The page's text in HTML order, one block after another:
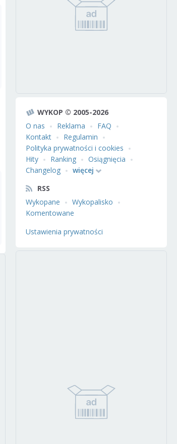
WYKOP © 2005-2026
O nas
Reklama
FAQ
Kontakt
Regulamin
Polityka prywatności i cookies
Hity
Ranking
Osiągnięcia
Changelog
więcej
RSS
Wykopane
Wykopalisko
Komentowane
Ustawienia prywatności